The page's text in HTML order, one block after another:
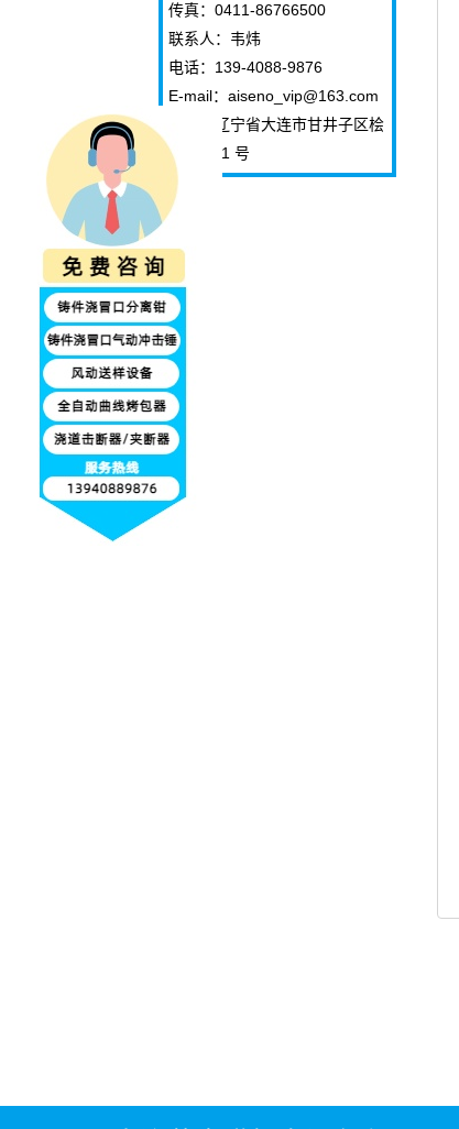
传真：0411-86766500
联系人：韦炜
电话：139-4088-9876
E-mail：aiseno_vip@163.com
地址：辽宁省大连市甘井子区桧
柏路 251 号